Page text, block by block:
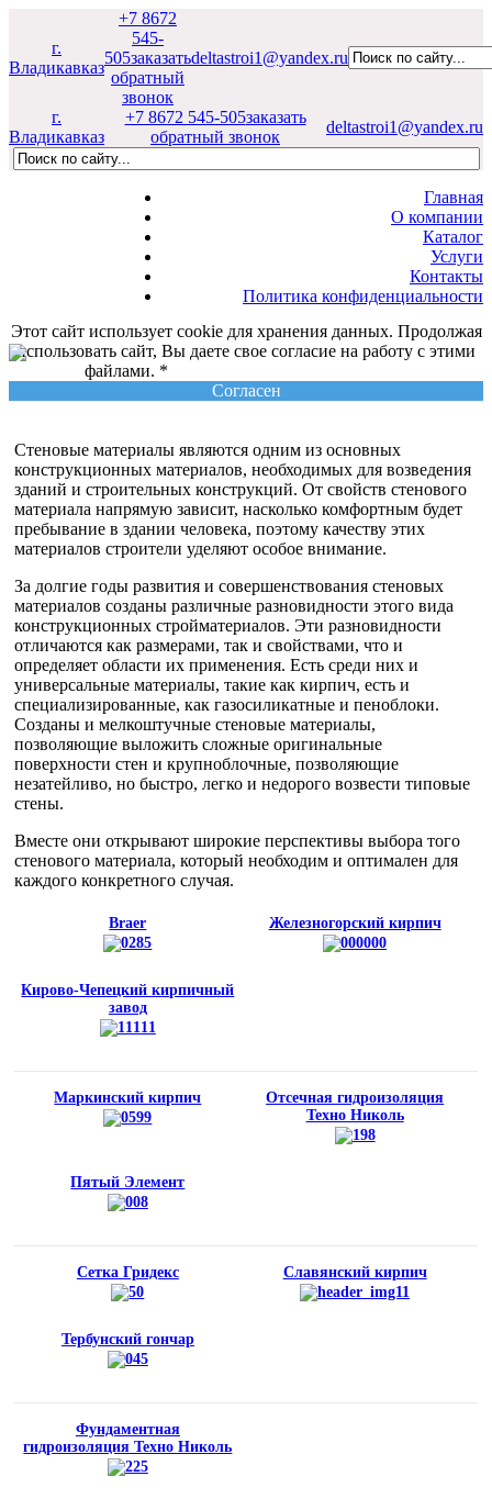
г.
Владикавказ
+7 8672
545-
505заказать
обратный
звонок
deltastroi1@yandex.ru
г.
Владикавказ
+7 8672 545-505заказать
обратный звонок
deltastroi1@yandex.ru
Главная
О компании
Каталог
Услуги
Контакты
Политика конфиденциальности
Этот сайт использует cookie для хранения данных. Продолжая
использовать сайт, Вы даете свое согласие на работу с этими
файлами. *
Согласен
Стеновые материалы являются одним из основных
конструкционных материалов, необходимых для возведения
зданий и строительных конструкций. От свойств стенового
материала напрямую зависит, насколько комфортным будет
пребывание в здании человека, поэтому качеству этих
материалов строители уделяют особое внимание.
За долгие годы развития и совершенствования стеновых
материалов созданы различные разновидности этого вида
конструкционных стройматериалов. Эти разновидности
отличаются как размерами, так и свойствами, что и
определяет области их применения. Есть среди них и
универсальные материалы, такие как кирпич, есть и
специализированные, как газосиликатные и пеноблоки.
Созданы и мелкоштучные стеновые материалы,
позволяющие выложить сложные оригинальные
поверхности стен и крупноблочные, позволяющие
незатейливо, но быстро, легко и недорого возвести типовые
стены.
Вместе они открывают широкие перспективы выбора того
стенового материала, который необходим и оптимален для
каждого конкретного случая.
Braer Железногорский кирпич
Кирово-Чепецкий кирпичный
завод
Маркинский кирпич
Отсечная гидроизоляция
Техно Николь
Пятый Элемент
Сетка Гридекс Славянский кирпич
Тербунский гончар
Фундаментная
гидроизоляция Техно Николь